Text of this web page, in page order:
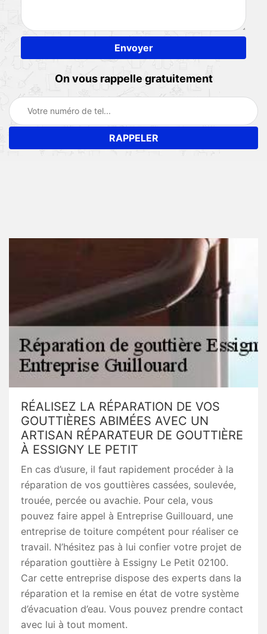
On vous rappelle gratuitement
RÉALISEZ LA RÉPARATION DE VOS
GOUTTIÈRES ABIMÉES AVEC UN
ARTISAN RÉPARATEUR DE GOUTTIÈRE
À ESSIGNY LE PETIT
En cas d’usure, il faut rapidement procéder à la
réparation de vos gouttières cassées, soulevée,
trouée, percée ou avachie. Pour cela, vous
pouvez faire appel à Entreprise Guillouard, une
entreprise de toiture compétent pour réaliser ce
travail. N’hésitez pas à lui confier votre projet de
réparation gouttière à Essigny Le Petit 02100.
Car cette entreprise dispose des experts dans la
réparation et la remise en état de votre système
d’évacuation d’eau. Vous pouvez prendre contact
avec lui à tout moment.